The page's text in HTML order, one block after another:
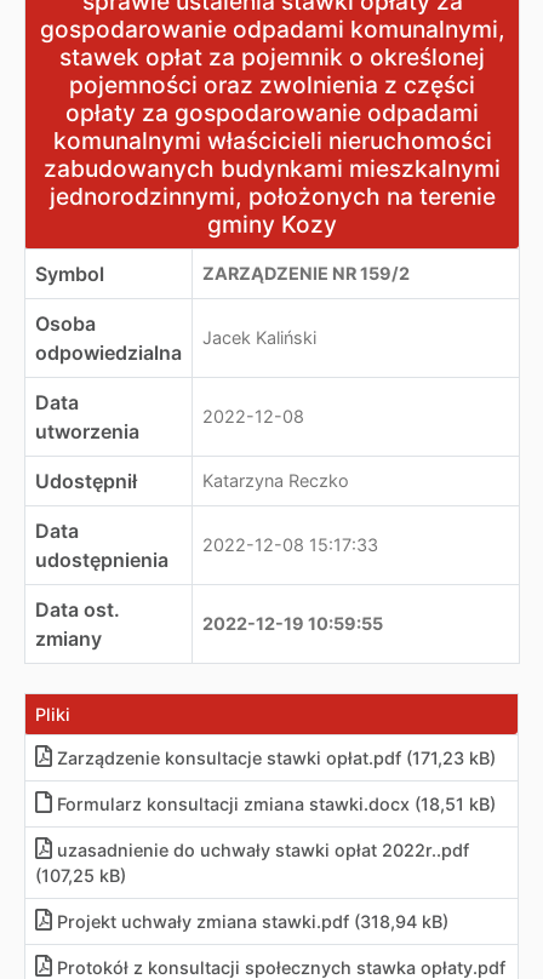
gospodarowanie odpadami komunalnymi,
stawek opłat za pojemnik o określonej
pojemności oraz zwolnienia z części
opłaty za gospodarowanie odpadami
komunalnymi właścicieli nieruchomości
zabudowanych budynkami mieszkalnymi
jednorodzinnymi, położonych na terenie
gminy Kozy
Symbol ZARZĄDZENIE NR 159/2
Osoba
odpowiedzialna
Jacek Kaliński
Data
utworzenia
2022-12-08
Udostępnił Katarzyna Reczko
Data
udostępnienia
2022-12-08 15:17:33
Data ost.
zmiany
2022-12-19 10:59:55
Pliki
Zarządzenie konsultacje stawki opłat.pdf (171,23 kB)
Formularz konsultacji zmiana stawki.docx (18,51 kB)
uzasadnienie do uchwały stawki opłat 2022r..pdf
(107,25 kB)
Projekt uchwały zmiana stawki.pdf (318,94 kB)
Protokół z konsultacji społecznych stawka opłaty.pdf